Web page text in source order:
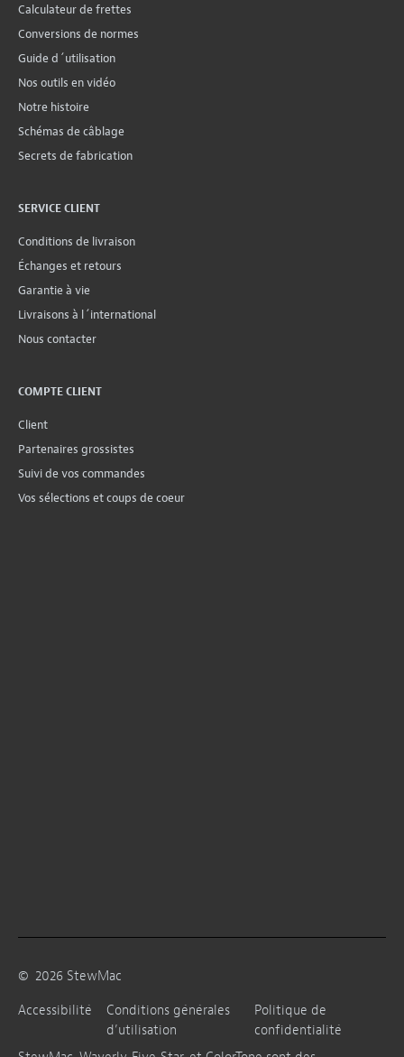
Calculateur de frettes
Conversions de normes
Guide d´utilisation
Nos outils en vidéo
Notre histoire
Schémas de câblage
Secrets de fabrication
SERVICE CLIENT
Conditions de livraison
Échanges et retours
Garantie à vie
Livraisons à l´international
Nous contacter
COMPTE CLIENT
Client
Partenaires grossistes
Suivi de vos commandes
Vos sélections et coups de coeur
© 2026 StewMac
Accessibilité
Conditions générales
d’utilisation
Politique de
confidentialité